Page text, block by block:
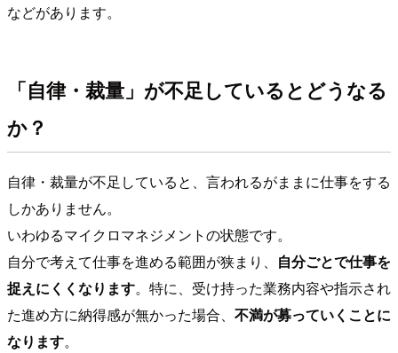
などがあります。
「自律・裁量」が不足しているとどうなる
か？
自律・裁量が不足していると、言われるがままに仕事をする
しかありません。
いわゆるマイクロマネジメントの状態です。
自分で考えて仕事を進める範囲が狭まり、 自分ごとで仕事を
捉えにくくなります。特に、受け持った業務内容や指示され
た進め方に納得感が無かった場合、 不満が募っていくことに
なります。